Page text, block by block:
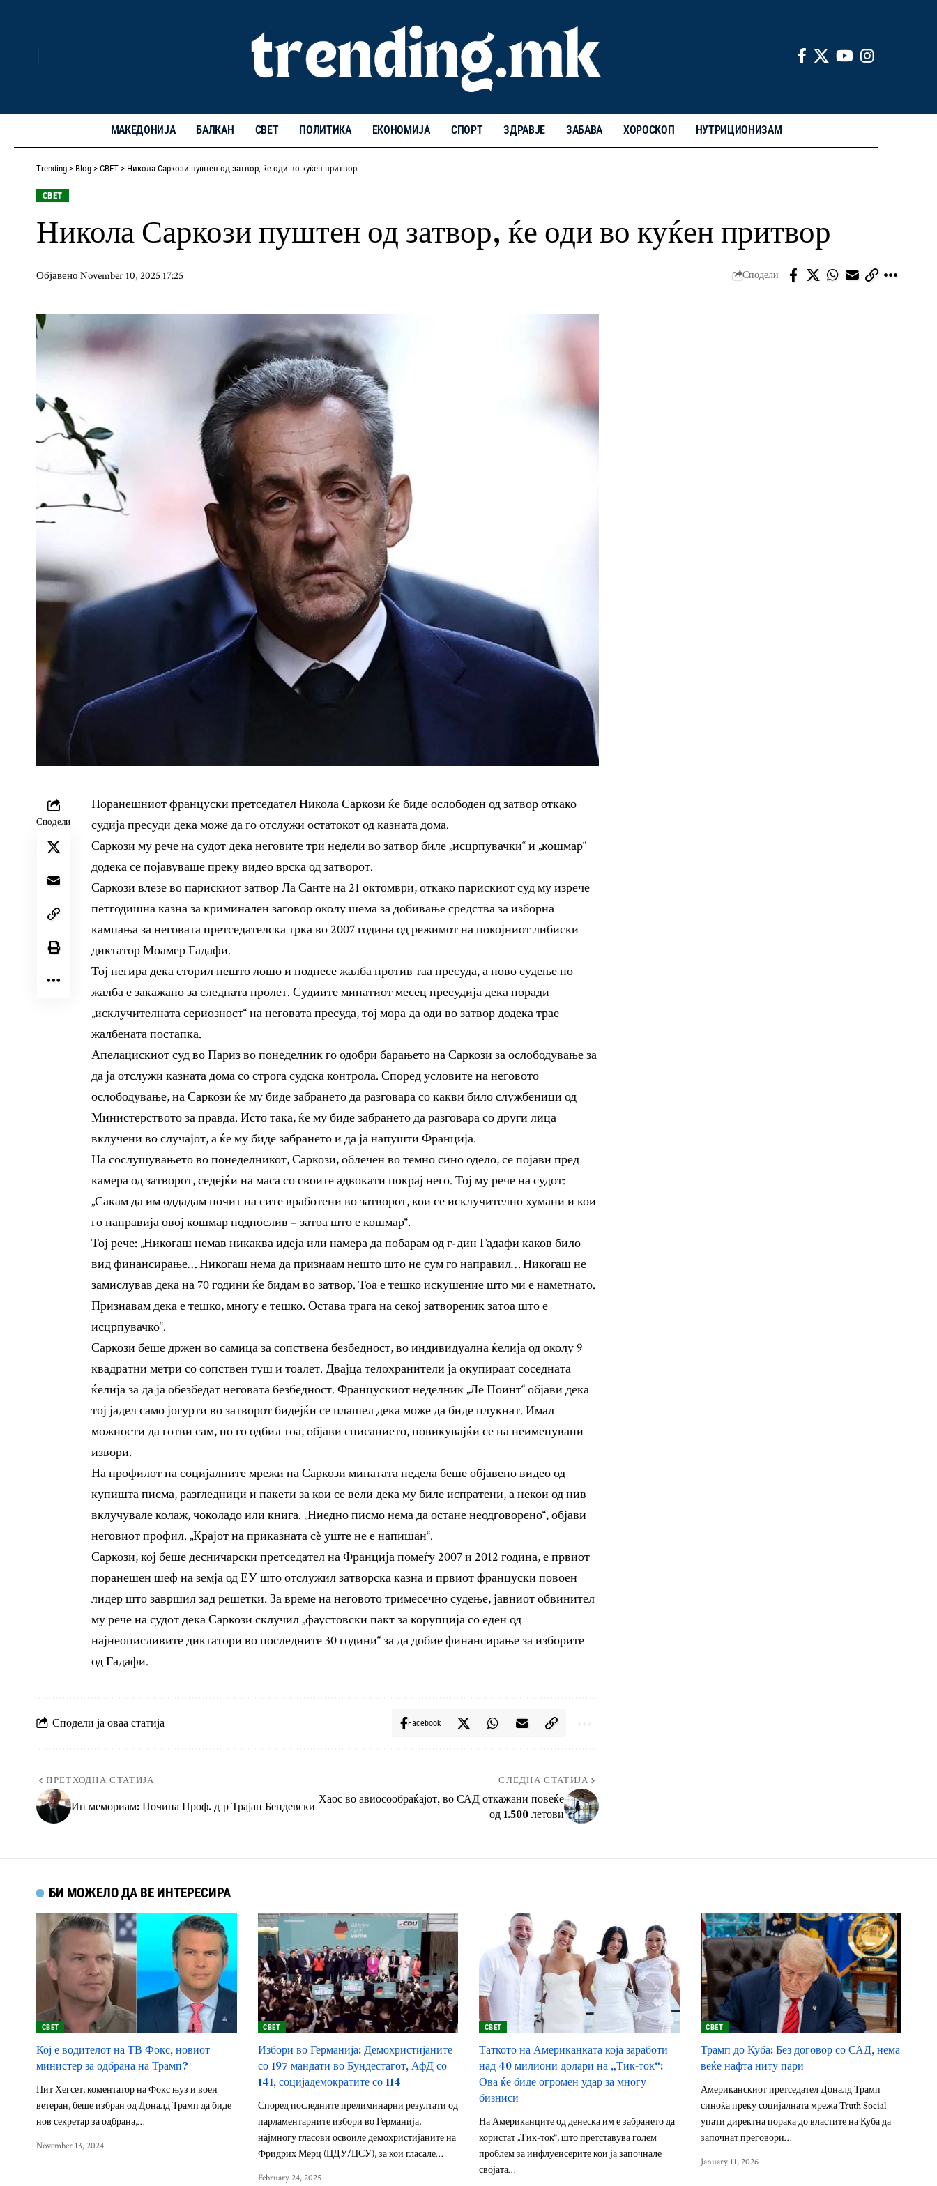
МАКЕДОНИЈА БАЛКАН СВЕТ ПОЛИТИКА ЕКОНОМИЈА СПОРТ ЗДРАВЈЕ ЗАБАВА ХОРОСКОП НУТРИЦИОНИЗАМ
Trending > Blog > СВЕТ > Никола Саркози пуштен од затвор, ќе оди во куќен притвор
СВЕТ
Никола Саркози пуштен од затвор, ќе оди во куќен притвор
Објавено November 10, 2025 17:25 Сподели
Сподели
Поранешниот француски претседател Никола Саркози ќе биде ослободен од затвор откако
судија пресуди дека може да го отслужи остатокот од казната дома.
Саркози му рече на судот дека неговите три недели во затвор биле „исцрпувачки“ и „кошмар“
додека се појавуваше преку видео врска од затворот.
Саркози влезе во парискиот затвор Ла Санте на 21 октомври, откако парискиот суд му изрече
петгодишна казна за криминален заговор околу шема за добивање средства за изборна
кампања за неговата претседателска трка во 2007 година од режимот на покојниот либиски
диктатор Моамер Гадафи.
Тој негира дека сторил нешто лошо и поднесе жалба против таа пресуда, а ново судење по
жалба е закажано за следната пролет. Судиите минатиот месец пресудија дека поради
„исклучителната сериозност“ на неговата пресуда, тој мора да оди во затвор додека трае
жалбената постапка.
Апелацискиот суд во Париз во понеделник го одобри барањето на Саркози за ослободување за
да ја отслужи казната дома со строга судска контрола. Според условите на неговото
ослободување, на Саркози ќе му биде забрането да разговара со какви било службеници од
Министерството за правда. Исто така, ќе му биде забрането да разговара со други лица
вклучени во случајот, а ќе му биде забрането и да ја напушти Франција.
На сослушувањето во понеделникот, Саркози, облечен во темно сино одело, се појави пред
камера од затворот, седејќи на маса со своите адвокати покрај него. Тој му рече на судот:
„Сакам да им оддадам почит на сите вработени во затворот, кои се исклучително хумани и кои
го направија овој кошмар поднослив – затоа што е кошмар“.
Тој рече: „Никогаш немав никаква идеја или намера да побарам од г-дин Гадафи каков било
вид финансирање… Никогаш нема да признаам нешто што не сум го направил… Никогаш не
замислував дека на 70 години ќе бидам во затвор. Тоа е тешко искушение што ми е наметнато.
Признавам дека е тешко, многу е тешко. Остава трага на секој затвореник затоа што е
исцрпувачко“.
Саркози беше држен во самица за сопствена безбедност, во индивидуална ќелија од околу 9
квадратни метри со сопствен туш и тоалет. Двајца телохранители ја окупираат соседната
ќелија за да ја обезбедат неговата безбедност. Францускиот неделник „Ле Поинт“ објави дека
тој јадел само јогурти во затворот бидејќи се плашел дека може да биде плукнат. Имал
можности да готви сам, но го одбил тоа, објави списанието, повикувајќи се на неименувани
извори.
На профилот на социјалните мрежи на Саркози минатата недела беше објавено видео од
купишта писма, разгледници и пакети за кои се вели дека му биле испратени, а некои од нив
вклучувале колаж, чоколадо или книга. „Ниедно писмо нема да остане неодговорено“, објави
неговиот профил. „Крајот на приказната сè уште не е напишан“.
Саркози, кој беше десничарски претседател на Франција помеѓу 2007 и 2012 година, е првиот
поранешен шеф на земја од ЕУ што отслужил затворска казна и првиот француски повоен
лидер што завршил зад решетки. За време на неговото тримесечно судење, јавниот обвинител
му рече на судот дека Саркози склучил „фаустовски пакт за корупција со еден од
најнеописливите диктатори во последните 30 години“ за да добие финансирање за изборите
од Гадафи.
Сподели ја оваа статија Facebook
ПРЕТХОДНА СТАТИЈА
Ин мемориам: Почина Проф. д-р Трајан Бендевски
СЛЕДНА СТАТИЈА
Хаос во авиосообраќајот, во САД откажани повеќе
од 1.500 летови
БИ МОЖЕЛО ДА ВЕ ИНТЕРЕСИРА
СВЕТ
Кој е водителот на ТВ Фокс, новиот
министер за одбрана на Трамп?
Пит Хегсет, коментатор на Фокс њуз и воен
ветеран, беше избран од Доналд Трамп да биде
нов секретар за одбрана,…
November 13, 2024
СВЕТ
Избори во Германија: Демохристијаните
со 197 мандати во Бундестагот, АфД со
141, социјадемократите со 114
Според последните прелиминарни резултати од
парламентарните избори во Германија,
најмногу гласови освоиле демохристијаните на
Фридрих Мерц (ЦДУ/ЦСУ), за кои гласале…
February 24, 2025
СВЕТ
Таткото на Американката која заработи
над 40 милиони долари на „Тик-ток“:
Ова ќе биде огромен удар за многу
бизниси
На Американците од денеска им е забрането да
користат „Тик-ток“, што претставува голем
проблем за инфлуенсерите кои ја започнале
својата…
СВЕТ
Трамп до Куба: Без договор со САД, нема
веќе нафта ниту пари
Американскиот претседател Доналд Трамп
синоќа преку социјалната мрежа Truth Social
упати директна порака до властите на Куба да
започнат преговори…
January 11, 2026